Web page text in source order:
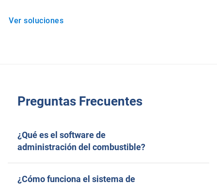
Ver soluciones
Preguntas Frecuentes
¿Qué es el software de
administración del combustible?
¿Cómo funciona el sistema de